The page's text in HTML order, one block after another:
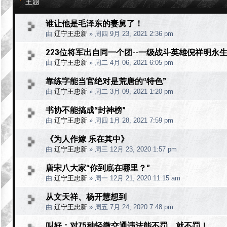
谁让他是毛泽东的妻舅了！
由 辽宁王忠新 » 周四 9月 23, 2021 2:36 pm
223位将军出自同一个团--一级战斗英雄倪祥明永生
由 辽宁王忠新 » 周二 4月 06, 2021 6:05 pm
靠练字能当官绝对是荒唐的“特色”
由 辽宁王忠新 » 周二 3月 09, 2021 1:20 pm
书协不能搞成“封神榜”
由 辽宁王忠新 » 周四 1月 28, 2021 7:59 pm
《为人作嫁 乐在其中》
由 辽宁王忠新 » 周三 12月 23, 2020 1:57 pm
唐宋八大家“你到底在哪里？”
由 辽宁王忠新 » 周一 12月 21, 2020 11:15 am
从文天祥、杨开慧想到
由 辽宁王忠新 » 周五 7月 24, 2020 7:48 pm